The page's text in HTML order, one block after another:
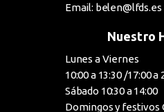
Email: belen@lfds.es
Nuestro
Lunes a Viernes
10:00 a 13:30 /17:00 a
Sábado 10:30 a 14:00
Domingos y festivos